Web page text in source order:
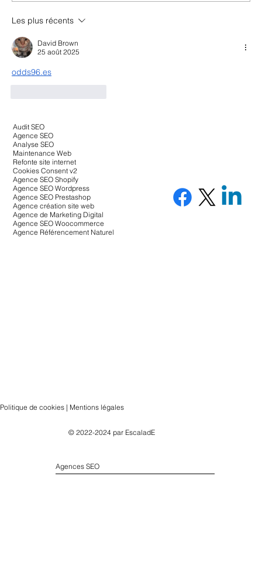
Landing page SaaS : comment concevoir
une page qui convertit ?
Les plus récents
David Brown
25 août 2025
odds96.es
Audit SEO
Agence SEO
Analyse SEO
Maintenance Web
Refonte site internet
Cookies Consent v2
Agence SEO Shopify
Agence SEO Wordpress
Agence SEO Prestashop
Agence création site web
Agence de Marketing Digital
Agence SEO Woocommerce
Agence Référencement Naturel
Politique de cookies | Mentions légales
© 2022-2024 par EscaladE
Agences SEO